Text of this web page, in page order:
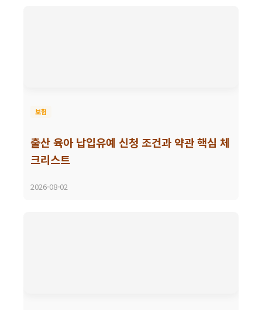
보험
출산 육아 납입유예 신청 조건과 약관 핵심 체
크리스트
2026-08-02